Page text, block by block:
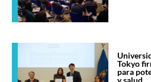
Tokyo
para
y salud